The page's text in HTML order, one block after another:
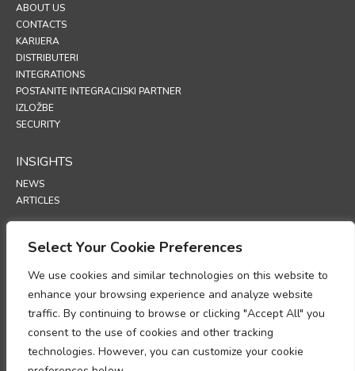
Select Your Cookie Preferences
We use cookies and similar technologies on this website to
enhance your browsing experience and analyze website
traffic. By continuing to browse or clicking "Accept All" you
consent to the use of cookies and other tracking
technologies. However, you can customize your cookie
ABOUT US
CONTACTS
KARIJERA
DISTRIBUTERI
INTEGRATIONS
POSTANITE INTEGRACIJSKI PARTNER
IZLOŽBE
SECURITY
INSIGHTS
NEWS
ARTICLES
SUPPORT
POLICIES
POLITIKA PRIVATNOSTI
POLITIKA KORIŠTENJA KOLAČIĆA (COOKIES)
MEMORANDUM O USKLAĐENOSTI S OBRADOM OSOBNIH PODATAKA